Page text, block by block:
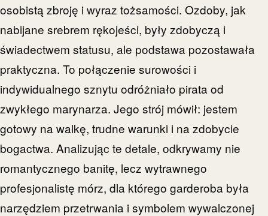
osobistą zbroję i wyraz tożsamości. Ozdoby, jak
nabijane srebrem rękojeści, były zdobyczą i
świadectwem statusu, ale podstawa pozostawała
praktyczna. To połączenie surowości i
indywidualnego sznytu odróżniało pirata od
zwykłego marynarza. Jego strój mówił: jestem
gotowy na walkę, trudne warunki i na zdobycie
bogactwa. Analizując te detale, odkrywamy nie
romantycznego banitę, lecz wytrawnego
profesjonalistę mórz, dla którego garderoba była
narzędziem przetrwania i symbolem wywalczonej